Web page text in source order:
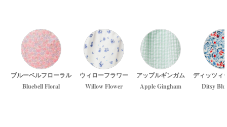
ブルーベルフローラル
Bluebell Floral
ウィローフラワー
Willow Flower
アップルギンガム
Apple Gingham
ディッツィ
Ditsy